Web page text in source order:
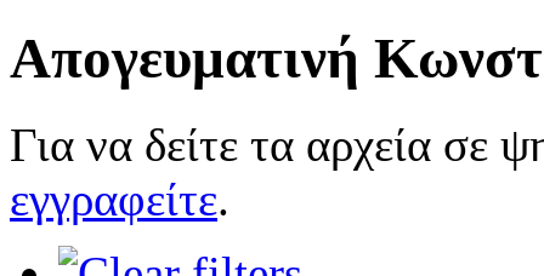
Απογευματινή
Για να δείτε τα αρχεία σε
εγγραφείτε.